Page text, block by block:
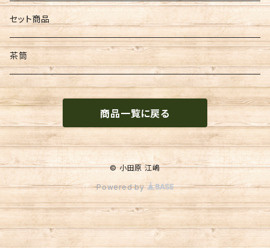
和紙
文具
便箋
季節物
金封
墨
セット商品
茶筒
商品一覧に戻る
© 小田原 江嶋
Powered by